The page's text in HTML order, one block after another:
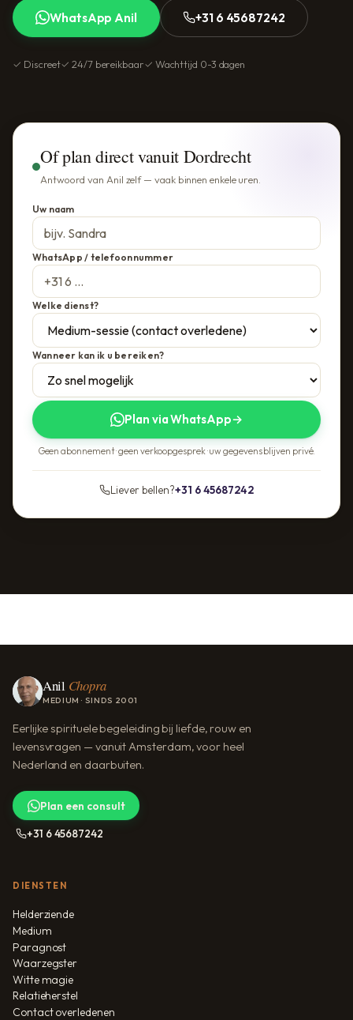
WhatsApp Anil +31 6 45687242
✓ Discreet✓ 24/7 bereikbaar✓ Wachttijd 0-3 dagen
Of plan direct vanuit Dordrecht
Antwoord van Anil zelf — vaak binnen enkele uren.
Uw naam
WhatsApp / telefoonnummer
Welke dienst?
Wanneer kan ik u bereiken?
Plan via WhatsApp→
Geen abonnement · geen verkoopgesprek · uw gegevens blijven privé.
Liever bellen?+31 6 45687242
Anil Chopra
MEDIUM · SINDS 2001
Eerlijke spirituele begeleiding bij liefde, rouw en
levensvragen — vanuit Amsterdam, voor heel
Nederland en daarbuiten.
Plan een consult
+31 6 45687242
DIENSTEN
Helderziende
Medium
Paragnost
Waarzegster
Witte magie
Relatieherstel
Contact overledenen